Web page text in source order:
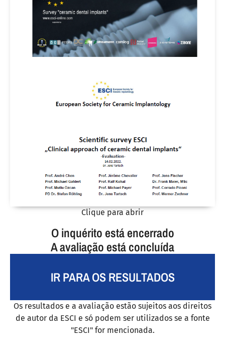
Clique para abrir
O inquérito está encerrado
A avaliação está concluída
IR PARA OS RESULTADOS
Os resultados e a avaliação estão sujeitos aos direitos
de autor da ESCI e só podem ser utilizados se a fonte
"ESCI" for mencionada.